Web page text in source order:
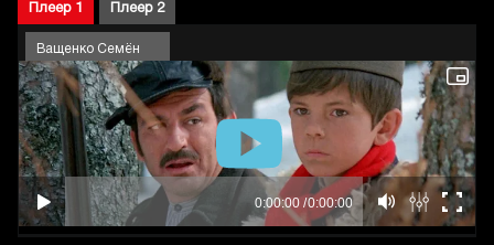
Плеер 1 Плеер 2
Ващенко Семён